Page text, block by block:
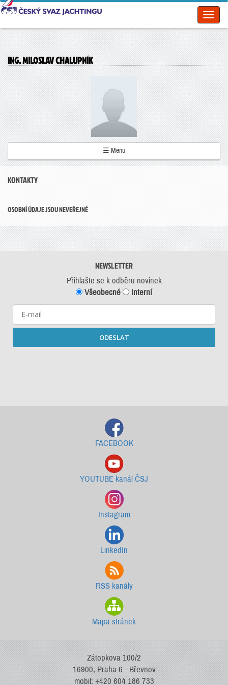
ING. MILOSLAV CHALUPNÍK
☰ Menu
KONTAKTY
OSOBNÍ ÚDAJE JSOU NEVEŘEJNÉ
NEWSLETTER
Přihlašte se k odběru novinek
Všeobecné
Interní
ODESLAT
FACEBOOK
YOUTUBE kanál ČSJ
Instagram
LinkedIn
RSS kanály
Mapa stránek
Zátopkova 100/2
16900, Praha 6 - Břevnov
mobil: +420 604 186 733